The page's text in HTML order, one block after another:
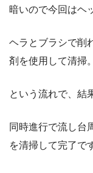
暗いので今回はヘ
ヘラとブラシで削
剤を使用して清掃。
という流れで、結
同時進行で流し台
を清掃して完了で